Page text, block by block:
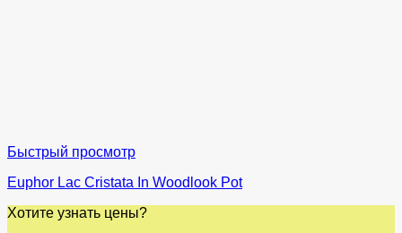
Быстрый просмотр
Euphor Lac Cristata In Woodlook Pot
Хотите узнать цены?